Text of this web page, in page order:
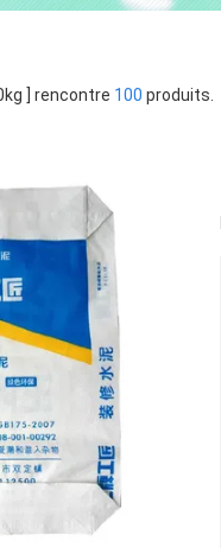
] rencontre 100 produits.